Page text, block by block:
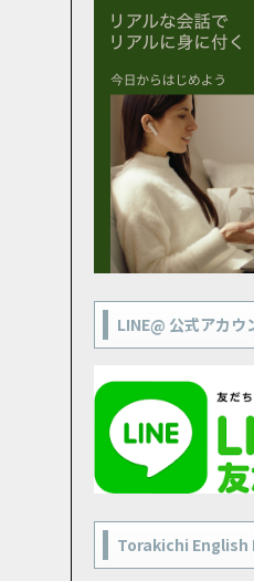
LINE@ 公式アカウ
Torakichi English